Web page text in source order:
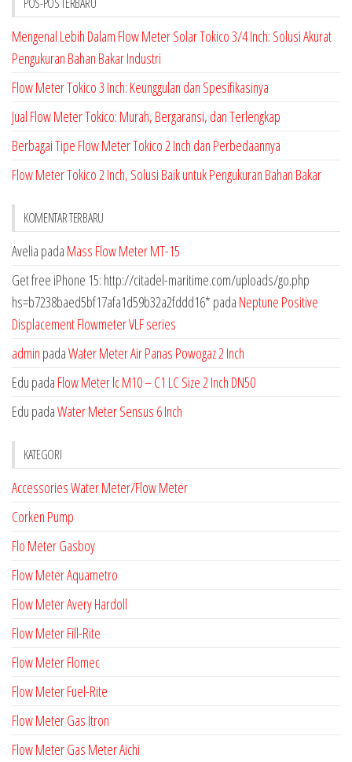
Mengenal Lebih Dalam Flow Meter Solar Tokico 3/4 Inch: Solusi Akurat
Pengukuran Bahan Bakar Industri
Flow Meter Tokico 3 Inch: Keunggulan dan Spesifikasinya
Jual Flow Meter Tokico: Murah, Bergaransi, dan Terlengkap
Berbagai Tipe Flow Meter Tokico 2 Inch dan Perbedaannya
Flow Meter Tokico 2 Inch, Solusi Baik untuk Pengukuran Bahan Bakar
KOMENTAR TERBARU
Avelia pada Mass Flow Meter MT-15
Get free iPhone 15: http://citadel-maritime.com/uploads/go.php
hs=b7238baed5bf17afa1d59b32a2fddd16* pada Neptune Positive
Displacement Flowmeter VLF series
admin padaWater Meter Air Panas Powogaz 2 Inch
Edu pada Flow Meter lc M10 – C1 LC Size 2 Inch DN50
Edu padaWater Meter Sensus 6 Inch
KATEGORI
Accessories Water Meter/Flow Meter
Corken Pump
Flo Meter Gasboy
Flow Meter Aquametro
Flow Meter Avery Hardoll
Flow Meter Fill-Rite
Flow Meter Flomec
Flow Meter Fuel-Rite
Flow Meter Gas Itron
Flow Meter Gas Meter Aichi